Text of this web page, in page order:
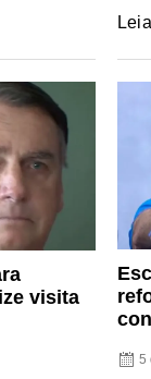
visita
5